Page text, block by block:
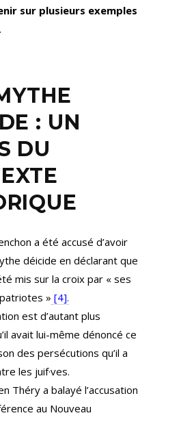
sur plusieurs exemples
.
: UN
DU
a été accusé d’avoir
déicide en déclarant que
mis sur la croix par « ses
» [4].
est d’autant plus
avait lui-même dénoncé ce
des persécutions qu’il a
les juif·ves.
Théry a balayé l’accusation
au Nouveau